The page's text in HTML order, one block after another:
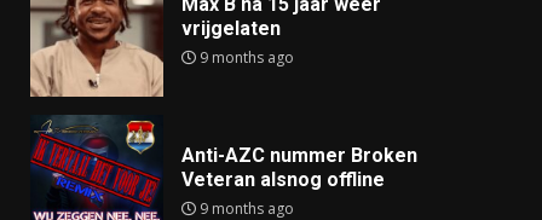
vrijgelaten
9 months ago
Anti-AZC nummer Broken
Veteran alsnog offline
9 months ago